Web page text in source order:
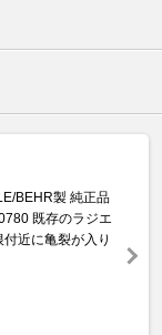
BEHR製 純正品
既存のラジエ
近に亀裂が入り